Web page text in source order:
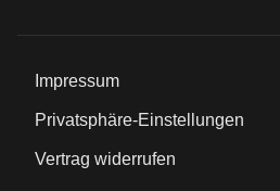
Impressum
Privatsphäre-Einstellungen
Vertrag widerrufen